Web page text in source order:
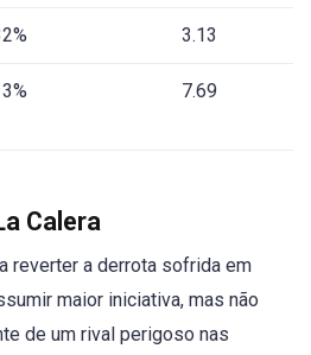
3.13
7.69
Calera
reverter a derrota sofrida em
maior iniciativa, mas não
de um rival perigoso nas